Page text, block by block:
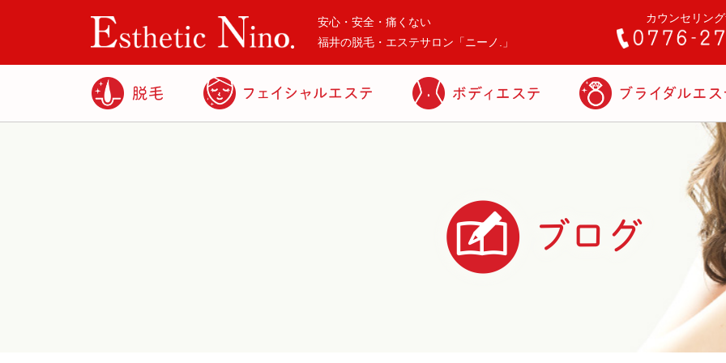
安心・安全・痛くない
福井の脱毛・エステサロン「ニーノ.」
カウンセリン